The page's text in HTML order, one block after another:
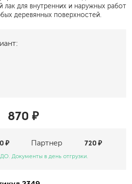
лак для внутренних и наружных работ
деревянных поверхностей.
870 ₽
Партнер
₽ 720 ₽
Документы в день отгрузки.